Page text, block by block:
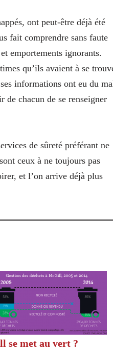
ont peut-être déjà été
fait comprendre sans faute
emportements ignorants.
qu’ils avaient à se
informations ont eu du
de chacun de se renseigner
de sûreté préférant ne
ceux à ne toujours pas
et l’on arrive déjà plus
se met au vert ?